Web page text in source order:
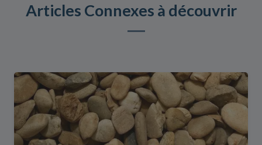
Articles Connexes à découvrir